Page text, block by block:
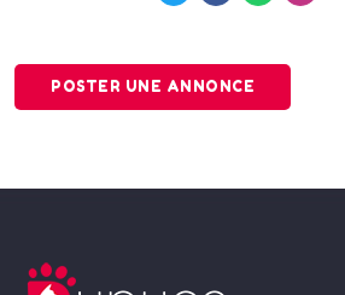
POSTER UNE ANNONCE